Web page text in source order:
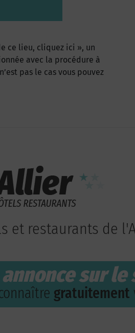
ce lieu, cliquez ici », un
avec la procédure à
pas le cas vous pouvez
et restaurants de
sur le
gratuitement